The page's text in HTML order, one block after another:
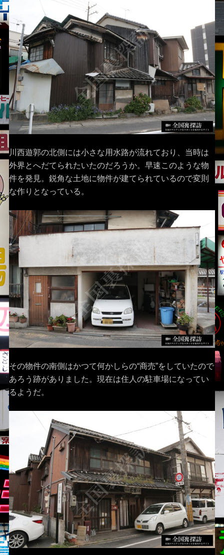
川西遊郭の北側には小さな用水路が流れており、当時は
外界とへだてられたいたのだろうか。早速このような物
件を発見。鋭角な土地に物件が建てられているので変則
な作りとなっている。
その物件の南側はかつて何かしらの“商売”をしていたので
あろう跡がありました。現在は住人の駐車場になってい
るようだ。